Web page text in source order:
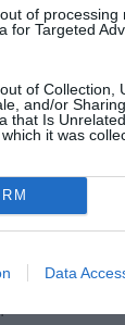
of processing
for Targeted
of Collection,
and/or
that Is
it was
Data
18 députés,
conserve
des
des
de verre